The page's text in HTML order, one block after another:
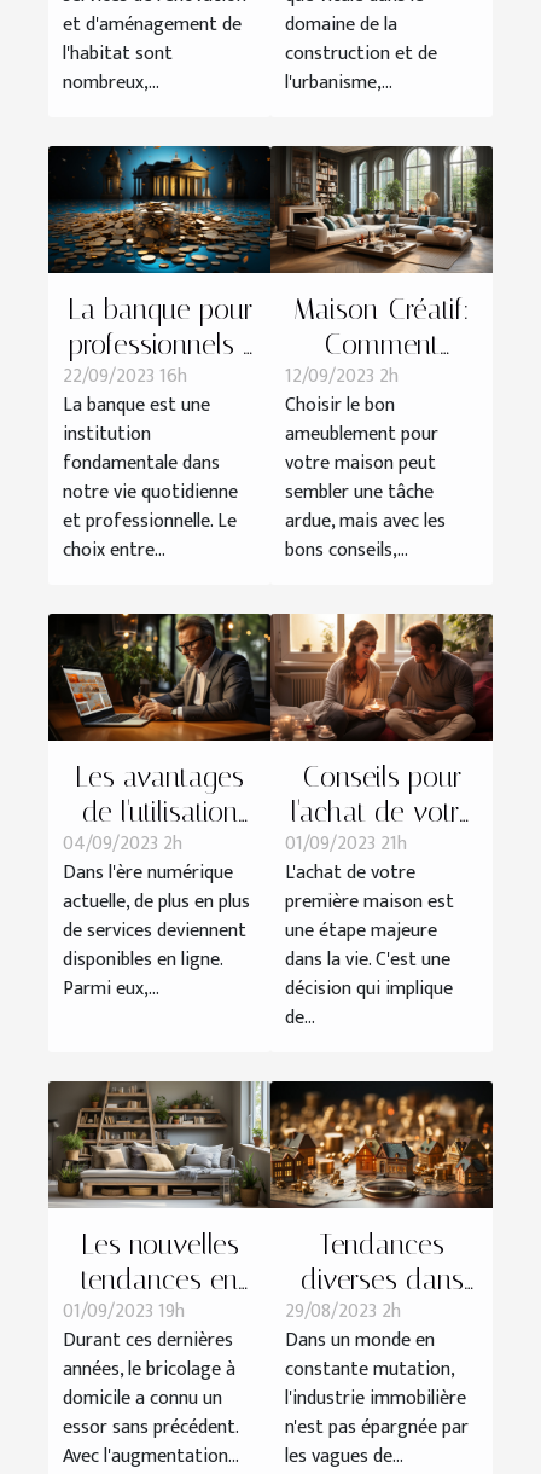
prestataires ?
et d'aménagement de
l'habitat sont
nombreux,...
domaine de la
construction et de
l'urbanisme,...
La banque pour
professionnels :
avantages et
inconvénients
comparés à la
banque
traditionnelle
22/09/2023 16h
La banque est une
institution
fondamentale dans
notre vie quotidienne
et professionnelle. Le
choix entre...
Maison-Créatif:
Comment
choisir le bon
ameublement
pour votre
maison
12/09/2023 2h
Choisir le bon
ameublement pour
votre maison peut
sembler une tâche
ardue, mais avec les
bons conseils,...
Les avantages
de l'utilisation
d'une
plateforme en
ligne pour
obtenir un pré
état daté
04/09/2023 2h
Dans l'ère numérique
actuelle, de plus en plus
de services deviennent
disponibles en ligne.
Parmi eux,...
Conseils pour
l'achat de votre
première maison
avec Zan Bon
Immobilier
01/09/2023 21h
L'achat de votre
première maison est
une étape majeure
dans la vie. C'est une
décision qui implique
de...
Les nouvelles
tendances en
bricolage à
domicile
01/09/2023 19h
Durant ces dernières
années, le bricolage à
domicile a connu un
essor sans précédent.
Avec l'augmentation...
Tendances
diverses dans
l'industrie
immobilière
29/08/2023 2h
Dans un monde en
constante mutation,
l'industrie immobilière
n'est pas épargnée par
les vagues de...